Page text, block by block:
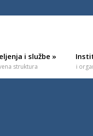
i službe »
struktura i